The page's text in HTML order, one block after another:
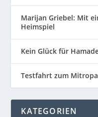
Marijan Griebel: Mit
Heimspiel
Kein Glück für
Testfahrt zum
KATEGORIEN